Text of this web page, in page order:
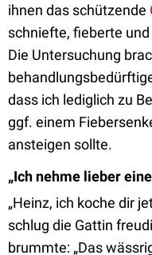
ihnen das schützende
schniefte, fieberte
Die Untersuchung
dass ich lediglich zu
ggf. einem
ansteigen sollte.
„Ich nehme lieber
„Heinz, ich koche dir
schlug die Gattin
brummte: „Das